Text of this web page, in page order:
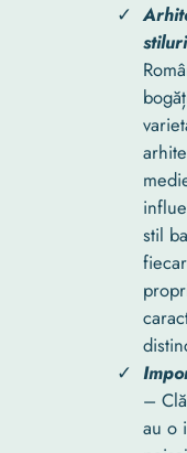
stiluri
stil
–
au o